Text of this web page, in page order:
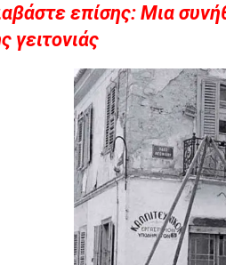
επίσης: Μια
γειτονιάς